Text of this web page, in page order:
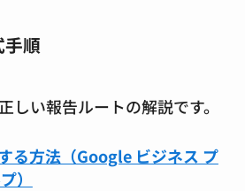
順
しい報告ルートの解説です。
る方法（Google ビジネス プ
）